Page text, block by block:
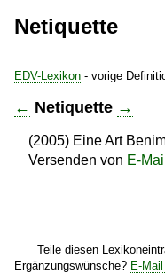
Netiquette
EDV-Lexikon - vorige
← Netiquette →
(2005) Eine Art
Versenden von E-
Teile diesen
Ergänzungswünsche? E-